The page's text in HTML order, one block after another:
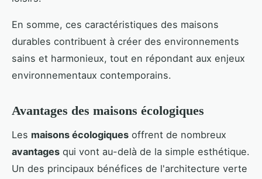
En somme, ces caractéristiques des maisons
durables contribuent à créer des environnements
sains et harmonieux, tout en répondant aux enjeux
environnementaux contemporains.
Avantages des maisons écologiques
Les maisons écologiques offrent de nombreux
avantages qui vont au-delà de la simple esthétique.
Un des principaux bénéfices de l'architecture verte